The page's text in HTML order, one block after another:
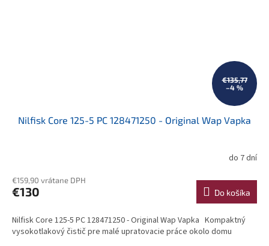
€135,77
–4 %
Nilfisk Core 125-5 PC 128471250 - Original Wap Vapka
produktu
je
z
5
hviezdičiek.
do 7 dní
€159,90 vrátane DPH
€130 Do košíka
Nilfisk Core 125-5 PC 128471250 - Original Wap Vapka Kompaktný
vysokotlakový čistič pre malé upratovacie práce okolo domu